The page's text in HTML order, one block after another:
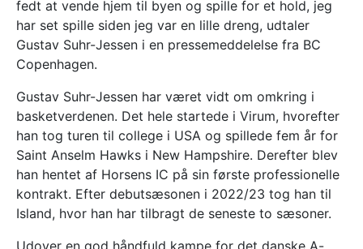
fedt at vende hjem til byen og spille for et hold, jeg
har set spille siden jeg var en lille dreng, udtaler
Gustav Suhr-Jessen i en pressemeddelelse fra BC
Copenhagen.
Gustav Suhr-Jessen har været vidt om omkring i
basketverdenen. Det hele startede i Virum, hvorefter
han tog turen til college i USA og spillede fem år for
Saint Anselm Hawks i New Hampshire. Derefter blev
han hentet af Horsens IC på sin første professionelle
kontrakt. Efter debutsæsonen i 2022/23 tog han til
Island, hvor han har tilbragt de seneste to sæsoner.